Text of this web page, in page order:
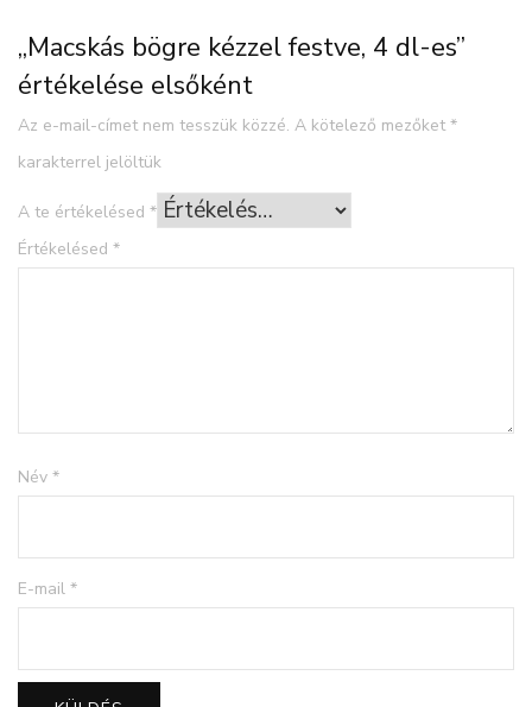
„Macskás bögre kézzel festve, 4 dl-es”
értékelése elsőként
Az e-mail-címet nem tesszük közzé. A kötelező mezőket*
karakterrel jelöltük
A te értékelésed *
Értékelésed *
Név *
E-mail *